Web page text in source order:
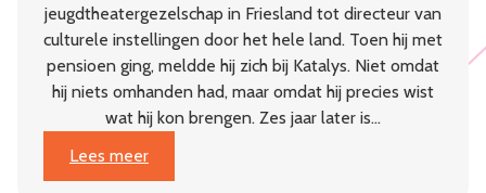
jeugdtheatergezelschap in Friesland tot directeur van
culturele instellingen door het hele land. Toen hij met
pensioen ging, meldde hij zich bij Katalys. Niet omdat
hij niets omhanden had, maar omdat hij precies wist
wat hij kon brengen. Zes jaar later is…
Lees meer
:
‘Je